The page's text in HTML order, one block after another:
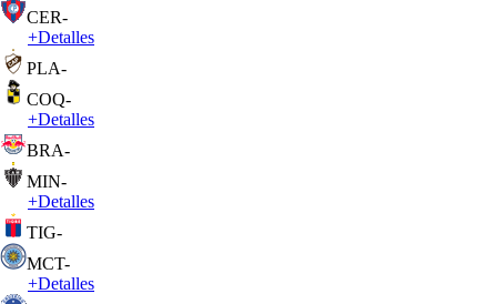
CER-
+Detalles
PLA-
COQ-
+Detalles
BRA-
MIN-
+Detalles
TIG-
MCT-
+Detalles